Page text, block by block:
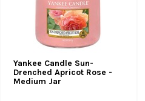
Yankee Candle Sun-
Drenched Apricot Rose -
Medium Jar